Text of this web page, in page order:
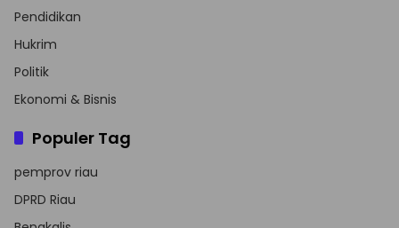
Pendidikan
Hukrim
Politik
Ekonomi & Bisnis
Populer Tag
pemprov riau
DPRD Riau